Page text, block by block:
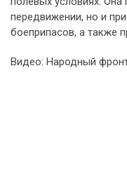
передвижении, но и
боеприпасов, а также
Видео: Народный